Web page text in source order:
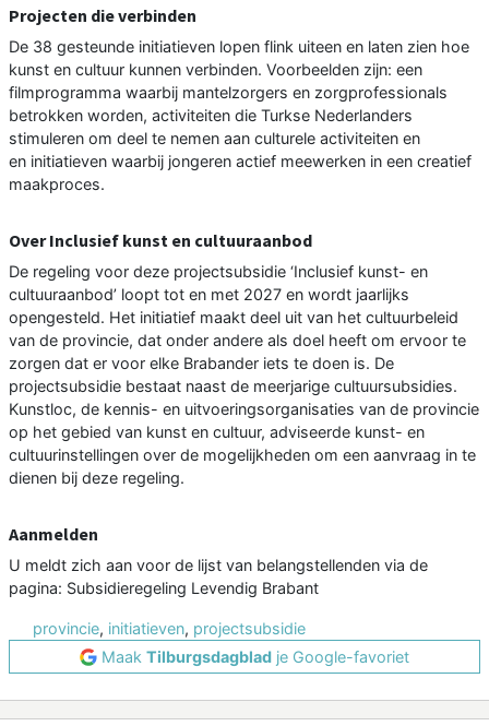
Projecten die verbinden
De 38 gesteunde initiatieven lopen flink uiteen en laten zien hoe
kunst en cultuur kunnen verbinden. Voorbeelden zijn: een
filmprogramma waarbij mantelzorgers en zorgprofessionals
betrokken worden, activiteiten die Turkse Nederlanders
stimuleren om deel te nemen aan culturele activiteiten en
en initiatieven waarbij jongeren actief meewerken in een creatief
maakproces.
Over Inclusief kunst en cultuuraanbod
De regeling voor deze projectsubsidie ‘Inclusief kunst- en
cultuuraanbod’ loopt tot en met 2027 en wordt jaarlijks
opengesteld. Het initiatief maakt deel uit van het cultuurbeleid
van de provincie, dat onder andere als doel heeft om ervoor te
zorgen dat er voor elke Brabander iets te doen is. De
projectsubsidie bestaat naast de meerjarige cultuursubsidies.
Kunstloc, de kennis- en uitvoeringsorganisaties van de provincie
op het gebied van kunst en cultuur, adviseerde kunst- en
cultuurinstellingen over de mogelijkheden om een aanvraag in te
dienen bij deze regeling.
Aanmelden
U meldt zich aan voor de lijst van belangstellenden via de
pagina: Subsidieregeling Levendig Brabant
provincie, initiatieven, projectsubsidie
Maak Tilburgsdagblad je Google-favoriet